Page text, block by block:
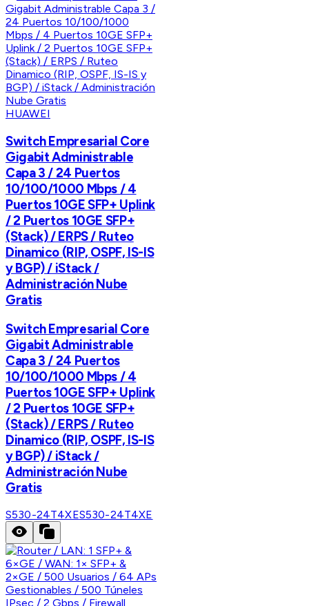
HUAWEI
Switch Empresarial Core
Gigabit Administrable
Capa 3 / 24 Puertos
10/100/1000 Mbps / 4
Puertos 10GE SFP+ Uplink
/ 2 Puertos 10GE SFP+
(Stack) / ERPS / Ruteo
Dinamico (RIP, OSPF, IS-IS
y BGP) / iStack /
Administración Nube
Gratis
Switch Empresarial Core
Gigabit Administrable
Capa 3 / 24 Puertos
10/100/1000 Mbps / 4
Puertos 10GE SFP+ Uplink
/ 2 Puertos 10GE SFP+
(Stack) / ERPS / Ruteo
Dinamico (RIP, OSPF, IS-IS
y BGP) / iStack /
Administración Nube
Gratis
S530-24T4XES530-24T4XE